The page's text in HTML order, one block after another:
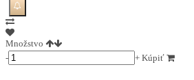
Množstvo
-
+ Kúpiť